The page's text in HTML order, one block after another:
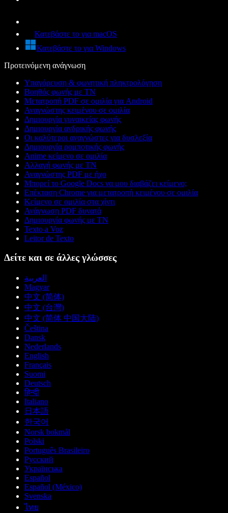
Κατεβάστε το για macOS
Κατεβάστε το για Windows
Προτεινόμενη ανάγνωση
Υπαγόρευση & φωνητική πληκτρολόγηση
Βοηθός φωνής με ΤΝ
Μετατροπή PDF σε ομιλία για Android
Αναγνώστης κειμένου σε ομιλία
Δημιουργία γυναικείας φωνής
Δημιουργία ανδρικής φωνής
Οι καλύτεροι αναγνώστες για δυσλεξία
Δημιουργία ρομποτικής φωνής
Anime κείμενο σε ομιλία
Αλλαγή φωνής με ΤΝ
Αναγνώστης PDF με ήχο
Μπορεί το Google Docs να μου διαβάζει κείμενο;
Επέκταση Chrome για μετατροπή κειμένου σε ομιλία
Κείμενο σε ομιλία στα χίντι
Ανάγνωση PDF δυνατά
Δημιουργία φωνής με ΤΝ
Texto a Voz
Leitor de Texto
Δείτε και σε άλλες γλώσσες
العربية
Magyar
中文 (简体)
中文 (台灣)
中文 (简体 中国大陆)
Čeština
Dansk
Nederlands
English
Français
Suomi
Deutsch
हिन्दी
Italiano
日本語
한국어
Norsk bokmål
Polski
Português Brasileiro
Русский
Українська
Español
Español (México)
Svenska
ไทย